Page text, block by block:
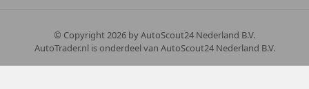
© Copyright2026 by AutoScout24 Nederland B.V.
AutoTrader.nl is onderdeel van AutoScout24 Nederland B.V.